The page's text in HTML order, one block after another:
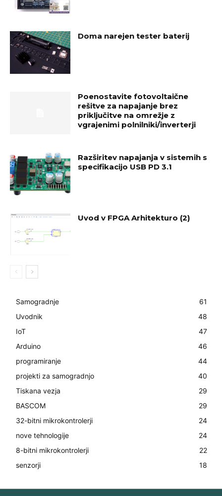
Doma narejen tester baterij
Poenostavite fotovoltaične
rešitve za napajanje brez
priključitve na omrežje z
vgrajenimi polnilniki/inverterji
Razširitev napajanja v sistemih s
specifikacijo USB PD 3.1
Uvod v FPGA Arhitekturo (2)
Samogradnje
61
Uvodnik
48
IoT
47
Arduino
46
programiranje
44
projekti za samogradnjo
40
Tiskana vezja
29
BASCOM
29
32-bitni mikrokontrolerji
24
nove tehnologije
24
8-bitni mikrokontrolerji
22
senzorji
18